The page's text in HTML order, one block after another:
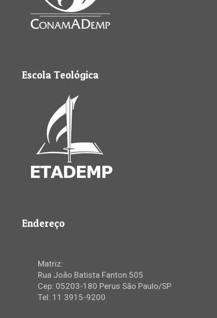
Escola Teológica
Endereço
Matriz:
Rua João Batista Fanton 505
Cep: 05203-180 Perus São Paulo/SP
Tel: 11 3915-9200